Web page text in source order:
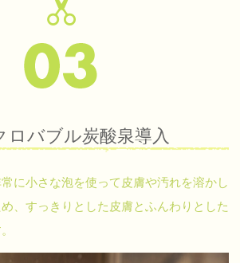
ロバブル炭酸泉導入
に小さな泡を使って皮膚や汚れを溶かし
、すっきりとした皮膚とふんわりとした